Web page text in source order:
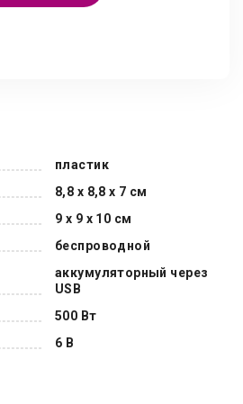
пластик
8,8 x 8,8 x 7 см
9 x 9 x 10 см
беспроводной
аккумуляторный через
USB
500 Вт
6 В